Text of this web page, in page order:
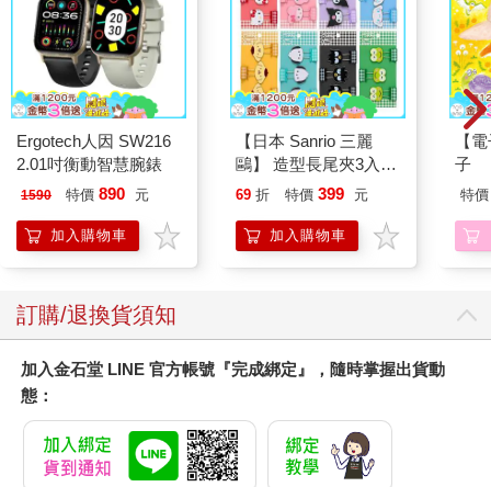
Ergotech人因 SW216
2.01吋衡動智慧腕錶
1590 特價 890 元
加入購物車
【日本 Sanrio 三麗
鷗】 造型長尾夾3入組
(8款可選) 凱蒂貓 Hello
企鵝
69 折 特價 399 元
加入購物車
【
子
特價
訂購/退換貨須知
加入金石堂 LINE 官方帳號『完成綁定』，隨時掌握出貨動
態：